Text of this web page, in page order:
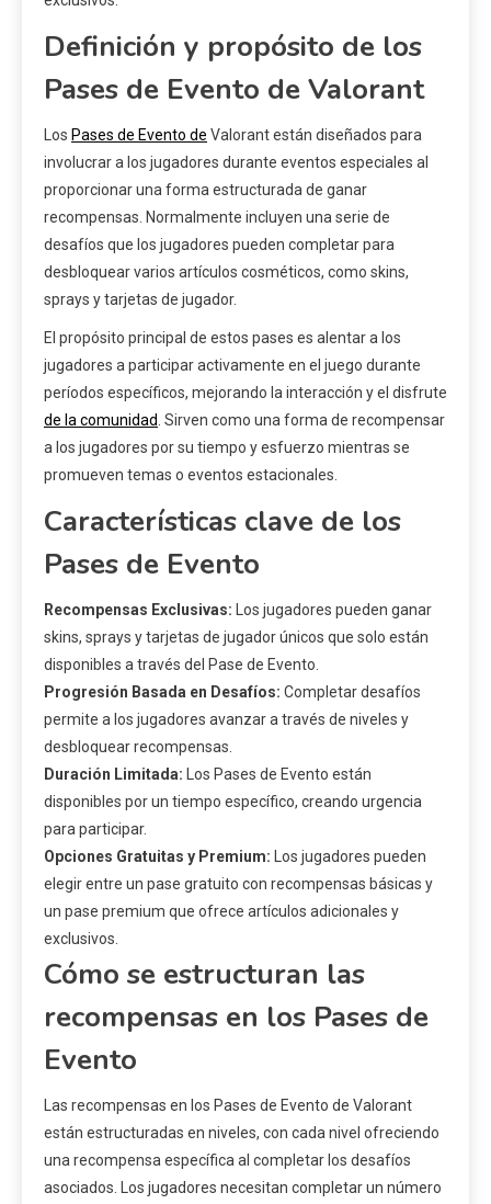
Definición y propósito de los
Pases de Evento de Valorant
Los Pases de Evento de Valorant están diseñados para
involucrar a los jugadores durante eventos especiales al
proporcionar una forma estructurada de ganar
recompensas. Normalmente incluyen una serie de
desafíos que los jugadores pueden completar para
desbloquear varios artículos cosméticos, como skins,
sprays y tarjetas de jugador.
El propósito principal de estos pases es alentar a los
jugadores a participar activamente en el juego durante
períodos específicos, mejorando la interacción y el disfrute
de la comunidad . Sirven como una forma de recompensar
a los jugadores por su tiempo y esfuerzo mientras se
promueven temas o eventos estacionales.
Características clave de los
Pases de Evento
Recompensas Exclusivas: Los jugadores pueden ganar
skins, sprays y tarjetas de jugador únicos que solo están
disponibles a través del Pase de Evento.
Progresión Basada en Desafíos: Completar desafíos
permite a los jugadores avanzar a través de niveles y
desbloquear recompensas.
Duración Limitada: Los Pases de Evento están
disponibles por un tiempo específico, creando urgencia
para participar.
Opciones Gratuitas y Premium: Los jugadores pueden
elegir entre un pase gratuito con recompensas básicas y
un pase premium que ofrece artículos adicionales y
exclusivos.
Cómo se estructuran las
recompensas en los Pases de
Evento
Las recompensas en los Pases de Evento de Valorant
están estructuradas en niveles, con cada nivel ofreciendo
una recompensa específica al completar los desafíos
asociados. Los jugadores necesitan completar un número